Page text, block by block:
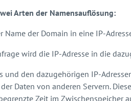
Arten der Namensauflösung:
Name der Domain in eine IP-
wird die IP-Adresse in die
und den dazugehörigen IP-
Daten von anderen Servern.
Zeit im Zwischenspeicher